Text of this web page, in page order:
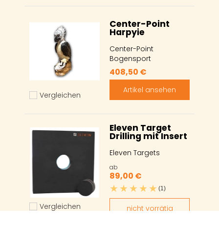
Hinzufügen zum vergleichen
Vergleichen
Center-Point
Harpyie
Center-Point
Bogensport
408,50 €
Artikel ansehen
Hinzufügen zum vergleichen
Vergleichen
Eleven Target
Drilling mit Insert
Eleven Targets
ab
89,00 €
(1)
nicht vorrätig